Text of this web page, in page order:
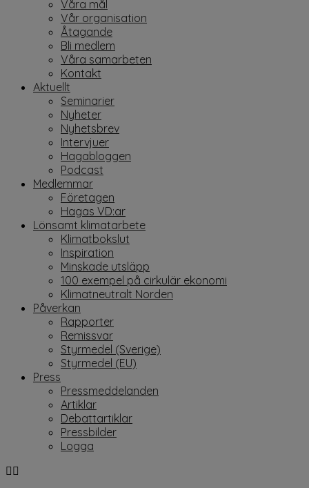
Våra mål
Vår organisation
Åtagande
Bli medlem
Våra samarbeten
Kontakt
Aktuellt
Seminarier
Nyheter
Nyhetsbrev
Intervjuer
Hagabloggen
Podcast
Medlemmar
Företagen
Hagas VD:ar
Lönsamt klimatarbete
Klimatbokslut
Inspiration
Minskade utsläpp
100 exempel på cirkulär ekonomi
Klimatneutralt Norden
Påverkan
Rapporter
Remissvar
Styrmedel (Sverige)
Styrmedel (EU)
Press
Pressmeddelanden
Artiklar
Debattartiklar
Pressbilder
Logga